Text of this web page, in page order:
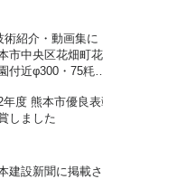
紹介・動画集に
本市中央区花畑町花
付近φ300・75粍配
ました
度 熊本市優良表彰
しました
建設新聞に掲載さ